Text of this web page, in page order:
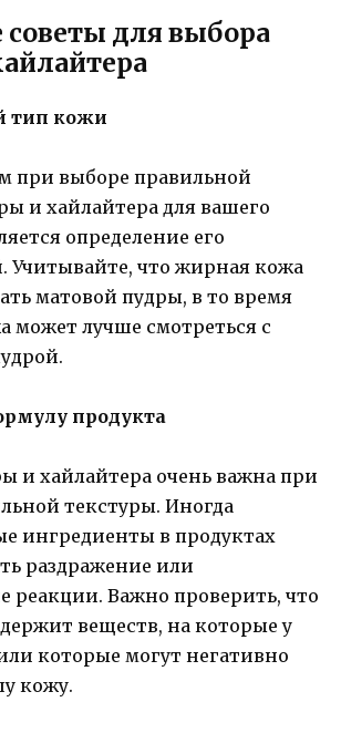
для выбора
тип кожи
при выборе правильной
и хайлайтера для вашего
определение его
Учитывайте, что жирная кожа
матовой пудры, в то время
может лучше смотреться с
продукта
и хайлайтера очень важна при
текстуры. Иногда
ингредиенты в продуктах
раздражение или
реакции. Важно проверить, что
веществ, на которые у
которые могут негативно
кожу.